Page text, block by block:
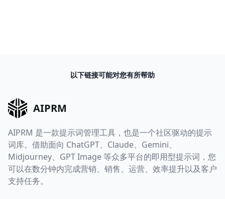
以下链接可能对您有所帮助
AIPRM
AIPRM 是一款提示词管理工具，也是一个社区驱动的提示
词库。借助面向 ChatGPT、Claude、Gemini、
Midjourney、GPT Image 等众多平台的即用型提示词，您
可以在数分钟内完成营销、销售、运营、效率提升以及客户
支持任务。